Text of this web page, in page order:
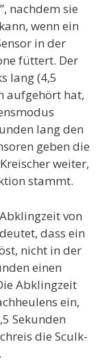
nachdem sie
wenn ein
in der
füttert. Der
lang (4,5
aufgehört hat,
lang den
geben die
weiter,
stammt.
von
dass ein
nicht in der
einen
Abklingzeit
ein,
Sekunden
die Sculk-